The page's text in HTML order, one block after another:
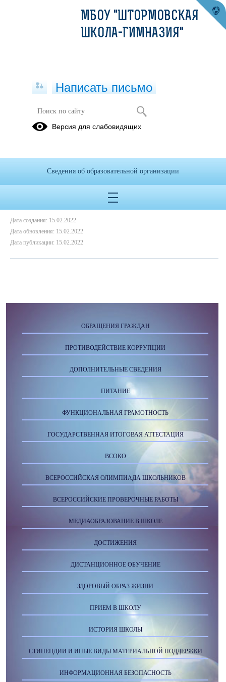
Протоколы заседаний
IMG_20220215_0002.pdf(скачать)(посмотреть)
IMG_20220215_0003.pdf(скачать)(посмотреть)
(скачать)
Дата создания: 15.02.2022
Дата обновления: 15.02.2022
Дата публикации: 15.02.2022
ОБРАЩЕНИЯ ГРАЖДАН
ПРОТИВОДЕЙСТВИЕ КОРРУПЦИИ
ДОПОЛНИТЕЛЬНЫЕ СВЕДЕНИЯ
ПИТАНИЕ
ФУНКЦИОНАЛЬНАЯ ГРАМОТНОСТЬ
ГОСУДАРСТВЕННАЯ ИТОГОВАЯ АТТЕСТАЦИЯ
ВСОКО
ВСЕРОССИЙСКАЯ ОЛИМПИАДА ШКОЛЬНИКОВ
ВСЕРОССИЙСКИЕ ПРОВЕРОЧНЫЕ РАБОТЫ
МЕДИАОБРАЗОВАНИЕ В ШКОЛЕ
ДОСТИЖЕНИЯ
ДИСТАНЦИОННОЕ ОБУЧЕНИЕ
ЗДОРОВЫЙ ОБРАЗ ЖИЗНИ
ПРИЕМ В ШКОЛУ
ИСТОРИЯ ШКОЛЫ
СТИПЕНДИИ И ИНЫЕ ВИДЫ МАТЕРИАЛЬНОЙ ПОДДЕРЖКИ
ИНФОРМАЦИОННАЯ БЕЗОПАСНОСТЬ
МБОУ "ШТОРМОВСКАЯ
ШКОЛА-ГИМНАЗИЯ"
Написать письмо
Версия для слабовидящих
Сведения об образовательной организации